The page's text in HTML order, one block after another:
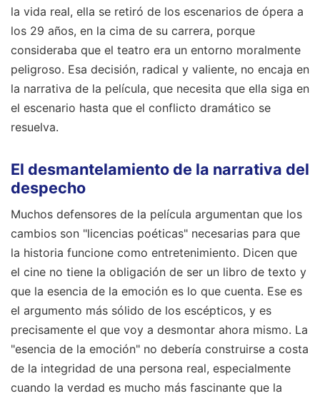
la vida real, ella se retiró de los escenarios de ópera a
los 29 años, en la cima de su carrera, porque
consideraba que el teatro era un entorno moralmente
peligroso. Esa decisión, radical y valiente, no encaja en
la narrativa de la película, que necesita que ella siga en
el escenario hasta que el conflicto dramático se
resuelva.
El desmantelamiento de la narrativa del
despecho
Muchos defensores de la película argumentan que los
cambios son "licencias poéticas" necesarias para que
la historia funcione como entretenimiento. Dicen que
el cine no tiene la obligación de ser un libro de texto y
que la esencia de la emoción es lo que cuenta. Ese es
el argumento más sólido de los escépticos, y es
precisamente el que voy a desmontar ahora mismo. La
"esencia de la emoción" no debería construirse a costa
de la integridad de una persona real, especialmente
cuando la verdad es mucho más fascinante que la